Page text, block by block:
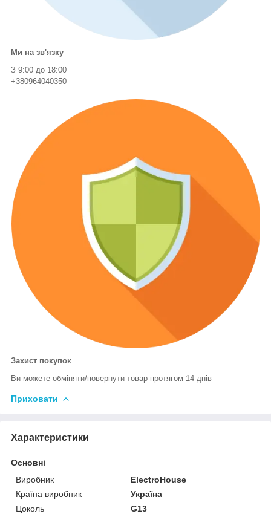
Ми на зв'язку
З 9:00 до 18:00
+380964040350
Захист покупок
Ви можете обміняти/повернути товар протягом 14 днів
Приховати
Характеристики
Основні
Виробник
ElectroHouse
Країна виробник
Україна
Цоколь
G13